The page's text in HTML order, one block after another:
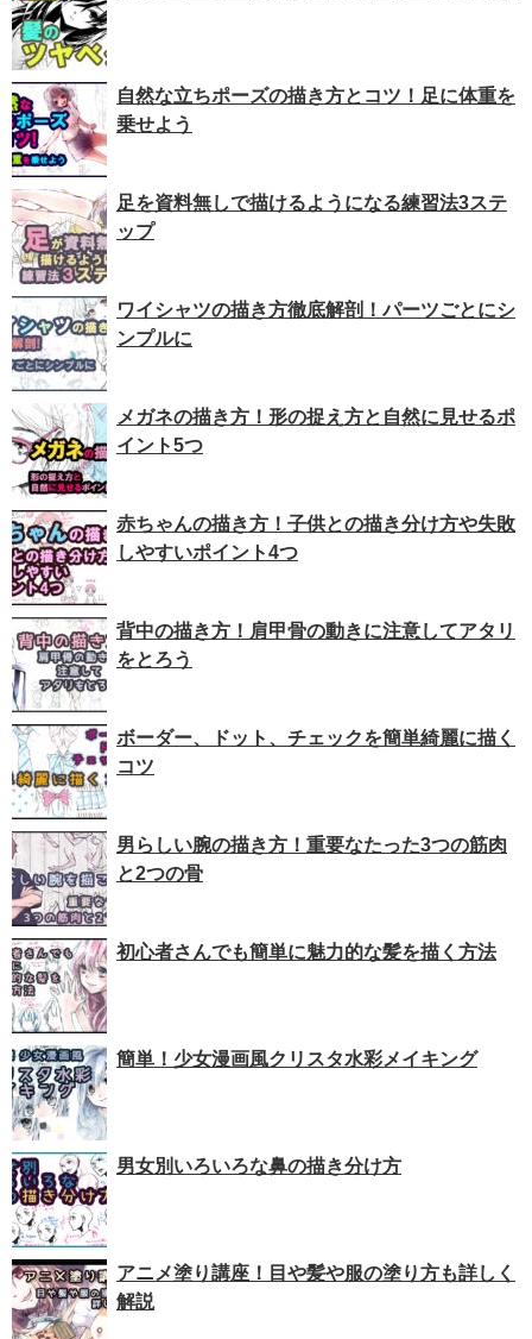
自然な立ちポーズの描き方とコツ！足に体重を
乗せよう
足を資料無しで描けるようになる練習法3ステ
ップ
ワイシャツの描き方徹底解剖！パーツごとにシ
ンプルに
メガネの描き方！形の捉え方と自然に見せるポ
イント5つ
赤ちゃんの描き方！子供との描き分け方や失敗
しやすいポイント4つ
背中の描き方！肩甲骨の動きに注意してアタリ
をとろう
ボーダー、ドット、チェックを簡単綺麗に描く
コツ
男らしい腕の描き方！重要なたった3つの筋肉
と2つの骨
初心者さんでも簡単に魅力的な髪を描く方法
簡単！少女漫画風クリスタ水彩メイキング
男女別いろいろな鼻の描き分け方
アニメ塗り講座！目や髪や服の塗り方も詳しく
解説